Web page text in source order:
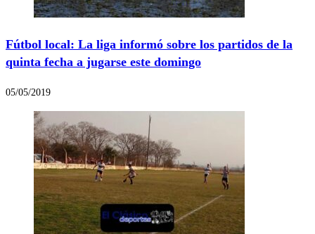
Fútbol local: La liga informó sobre los partidos de la
quinta fecha a jugarse este domingo
05/05/2019